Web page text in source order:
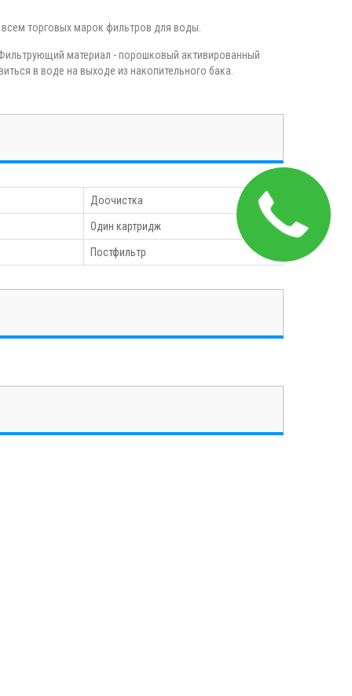
торговых марок фильтров для воды.
материал - порошковый активированный
в воде на выходе из накопительного бака.
Доочистка
Один картридж
Постфильтр